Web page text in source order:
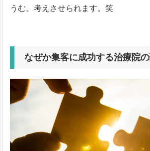
うむ。考えさせられます。笑
なぜか集客に成功する治療院